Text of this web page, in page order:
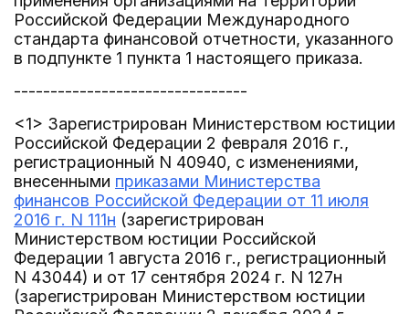
Российской Федерации Международного
стандарта финансовой отчетности, указанного
в подпункте 1 пункта 1 настоящего приказа.
--------------------------------
<1> Зарегистрирован Министерством юстиции
Российской Федерации 2 февраля 2016 г.,
регистрационный N 40940, с изменениями,
внесенными приказами Министерства
финансов Российской Федерации от 11 июля
2016 г. N 111н (зарегистрирован
Министерством юстиции Российской
Федерации 1 августа 2016 г., регистрационный
N 43044) и от 17 сентября 2024 г. N 127н
(зарегистрирован Министерством юстиции